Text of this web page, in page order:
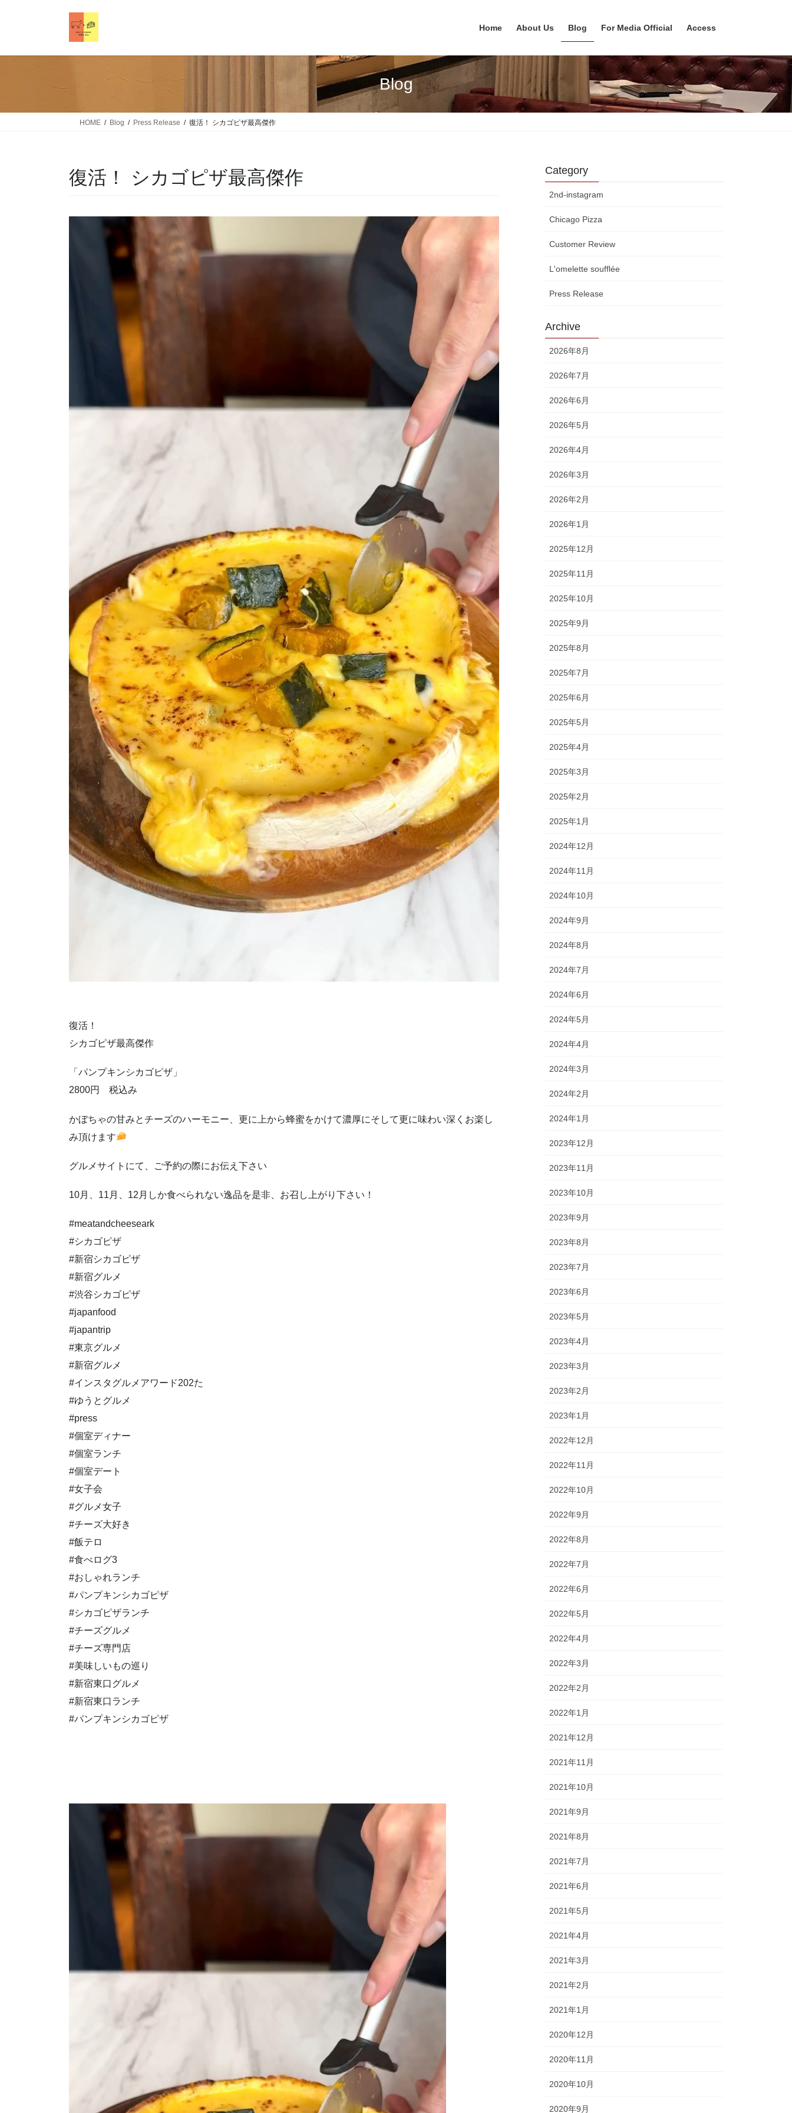
Home About Us Blog For Media Official Access
Blog
HOME Blog Press Release 復活！ シカゴピザ最高傑作
復活！ シカゴピザ最高傑作
復活！
シカゴピザ最高傑作
「パンプキンシカゴピザ」
2800円 税込み
かぼちゃの甘みとチーズのハーモニー、更に上から蜂蜜をかけて濃厚にそして更に味わい深くお楽し
み頂けます
グルメサイトにて、ご予約の際にお伝え下さい
10月、11月、12月しか食べられない逸品を是非、お召し上がり下さい！
#meatandcheeseark
#シカゴピザ
#新宿シカゴピザ
#新宿グルメ
#渋谷シカゴピザ
#japanfood
#japantrip
#東京グルメ
#新宿グルメ
#インスタグルメアワード202た
#ゆうとグルメ
#press
#個室ディナー
#個室ランチ
#個室デート
#女子会
#グルメ女子
#チーズ大好き
#飯テロ
#食べログ3
#おしゃれランチ
#パンプキンシカゴピザ
#シカゴピザランチ
#チーズグルメ
#チーズ専門店
#美味しいもの巡り
#新宿東口グルメ
#新宿東口ランチ
#パンプキンシカゴピザ
Category
2nd-instagram
Chicago Pizza
Customer Review
L'omelette soufflée
Press Release
Archive
2026年8月
2026年7月
2026年6月
2026年5月
2026年4月
2026年3月
2026年2月
2026年1月
2025年12月
2025年11月
2025年10月
2025年9月
2025年8月
2025年7月
2025年6月
2025年5月
2025年4月
2025年3月
2025年2月
2025年1月
2024年12月
2024年11月
2024年10月
2024年9月
2024年8月
2024年7月
2024年6月
2024年5月
2024年4月
2024年3月
2024年2月
2024年1月
2023年12月
2023年11月
2023年10月
2023年9月
2023年8月
2023年7月
2023年6月
2023年5月
2023年4月
2023年3月
2023年2月
2023年1月
2022年12月
2022年11月
2022年10月
2022年9月
2022年8月
2022年7月
2022年6月
2022年5月
2022年4月
2022年3月
2022年2月
2022年1月
2021年12月
2021年11月
2021年10月
2021年9月
2021年8月
2021年7月
2021年6月
2021年5月
2021年4月
2021年3月
2021年2月
2021年1月
2020年12月
2020年11月
2020年10月
2020年9月